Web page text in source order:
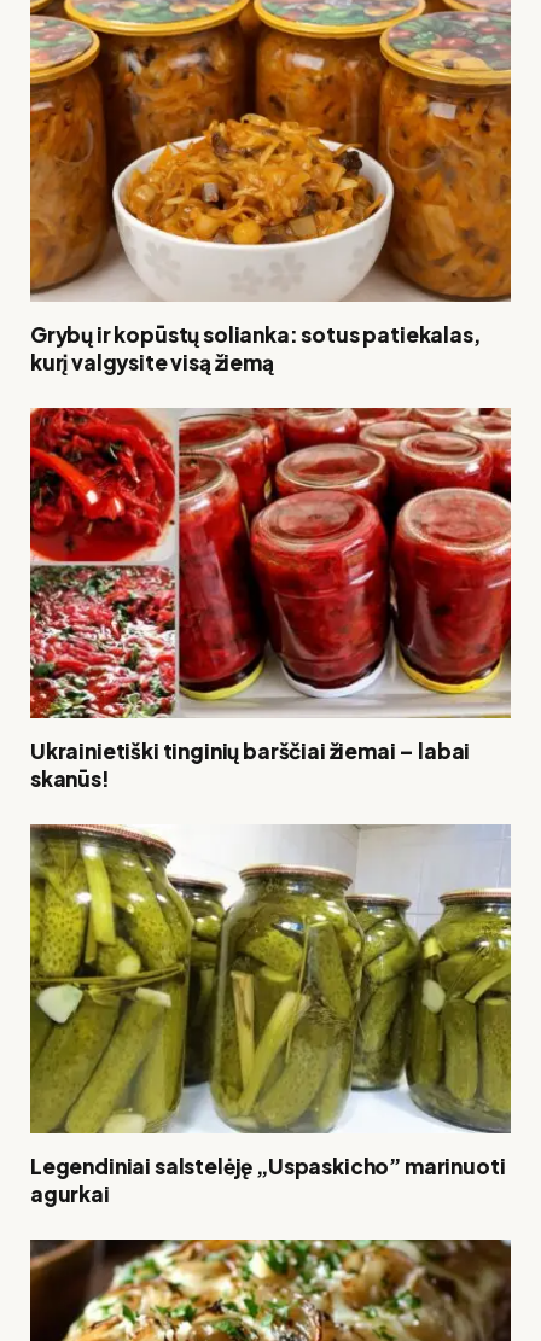
Grybų ir kopūstų solianka: sotus patiekalas,
kurį valgysite visą žiemą
Ukrainietiški tinginių barščiai žiemai – labai
skanūs!
Legendiniai salstelėję „Uspaskicho” marinuoti
agurkai